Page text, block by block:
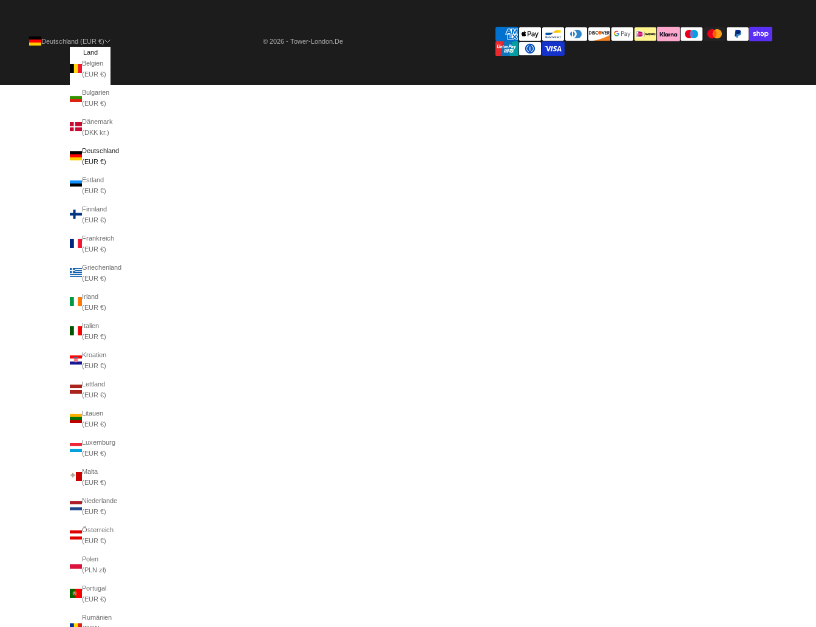
Deutschland (EUR €)
Land
Belgien
(EUR €)
Bulgarien
(EUR €)
Dänemark
(DKK kr.)
Deutschland
(EUR €)
Estland
(EUR €)
Finnland
(EUR €)
Frankreich
(EUR €)
Griechenland
(EUR €)
Irland
(EUR €)
Italien
(EUR €)
Kroatien
(EUR €)
Lettland
(EUR €)
Litauen
(EUR €)
Luxemburg
(EUR €)
Malta
(EUR €)
Niederlande
(EUR €)
Österreich
(EUR €)
Polen
(PLN zł)
Portugal
(EUR €)
Rumänien
© 2026 - Tower-London.De